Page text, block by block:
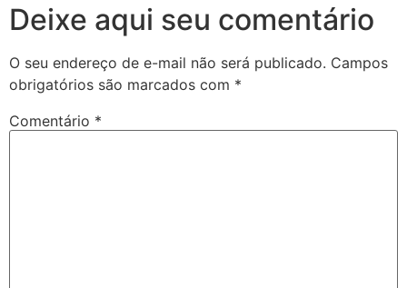
Deixe aqui seu comentário
O seu endereço de e-mail não será publicado. Campos
obrigatórios são marcados com *
Comentário *